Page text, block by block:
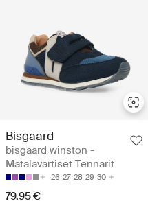
Bisgaard
bisgaard winston -
Matalavartiset Tennarit
26 27 28 29 30
79.95 €